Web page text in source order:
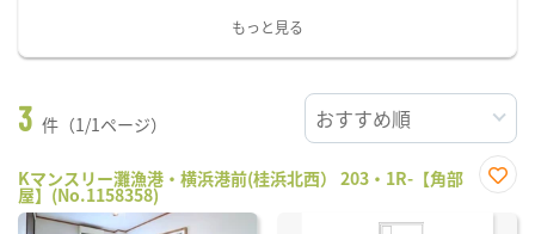
もっと見る
3 件（1/1ページ）
Kマンスリー灘漁港・横浜港前(桂浜北西） 203・1R-【角部
屋】(No.1158358)
に入